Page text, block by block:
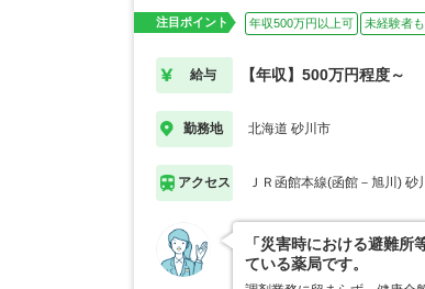
注目ポイント 年収500万円以上可 未経験者
給与 【年収】500万円程度～
勤務地 北海道 砂川市
アクセス ＪＲ函館本線(函館－旭川)
「災害時における避難
ている薬局です。